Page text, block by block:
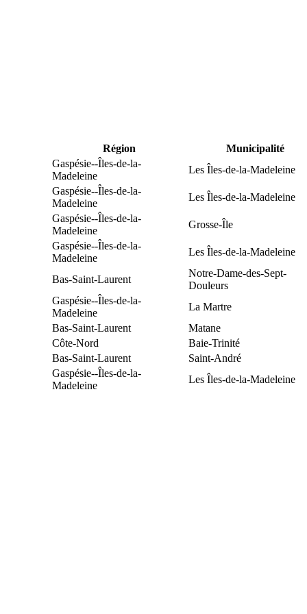
Région Municipalité
Gaspésie--Îles-de-la-
Madeleine
Les Îles-de-la-Madeleine
Gaspésie--Îles-de-la-
Madeleine
Les Îles-de-la-Madeleine
Gaspésie--Îles-de-la-
Madeleine
Grosse-Île
Gaspésie--Îles-de-la-
Madeleine
Les Îles-de-la-Madeleine
Bas-Saint-Laurent
Notre-Dame-des-Sept-
Douleurs
Gaspésie--Îles-de-la-
Madeleine
La Martre
Bas-Saint-Laurent
Matane
Côte-Nord
Baie-Trinité
Bas-Saint-Laurent
Saint-André
Gaspésie--Îles-de-la-
Madeleine
Les Îles-de-la-Madeleine